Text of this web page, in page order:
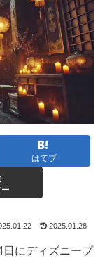
はてブ
2025.01.28
日にディズニープ